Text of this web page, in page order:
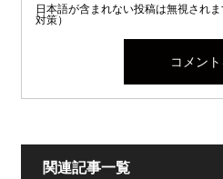
日本語が含まれない投稿は無視され
対策）
関連記事一覧